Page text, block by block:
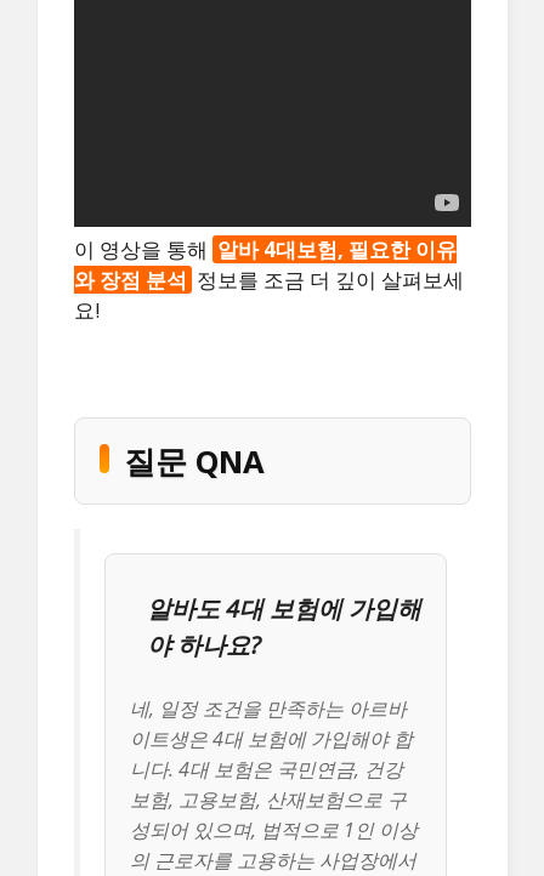
이 영상을 통해 알바 4대보험, 필요한 이유
와 장점 분석 정보를 조금 더 깊이 살펴보세
요!
질문 QNA
알바도 4대 보험에 가입해
야 하나요?
네, 일정 조건을 만족하는 아르바
이트생은 4대 보험에 가입해야 합
니다. 4대 보험은 국민연금, 건강
보험, 고용보험, 산재보험으로 구
성되어 있으며, 법적으로 1인 이상
의 근로자를 고용하는 사업장에서